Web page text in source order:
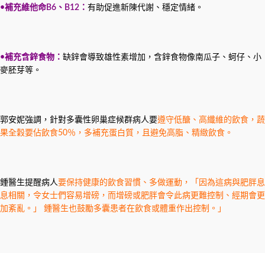
•補充維他命B6、B12： 有助促進新陳代謝、穩定情緒。
•補充含鋅食物： 缺鋅會導致雄性素增加，含鋅食物像南瓜子、蚵仔、小
麥胚芽等。
郭安妮強調，針對多囊性卵巢症候群病人要遵守低醣、高纖維的飲食，蔬
果全穀要佔飲食50％，多補充蛋白質，且避免高脂、精緻飲食。
鍾醫生提醒病人要保持健康的飲食習慣、多做運動，「因為這病與肥胖息
息相關，令女士們容易增磅，而增磅或肥胖會令此病更難控制、經期會更
加紊亂。」 鍾醫生也鼓勵多囊患者在飲食或體重作出控制。」